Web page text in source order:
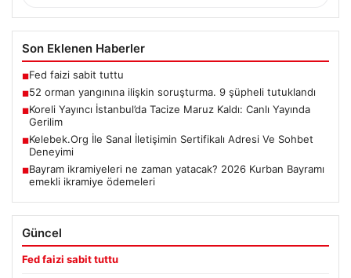
Son Eklenen Haberler
■Fed faizi sabit tuttu
■52 orman yangınına ilişkin soruşturma. 9 şüpheli tutuklandı
■Koreli Yayıncı İstanbul’da Tacize Maruz Kaldı: Canlı Yayında
Gerilim
■Kelebek.Org İle Sanal İletişimin Sertifikalı Adresi Ve Sohbet
Deneyimi
■Bayram ikramiyeleri ne zaman yatacak? 2026 Kurban Bayramı
emekli ikramiye ödemeleri
Güncel
Fed faizi sabit tuttu